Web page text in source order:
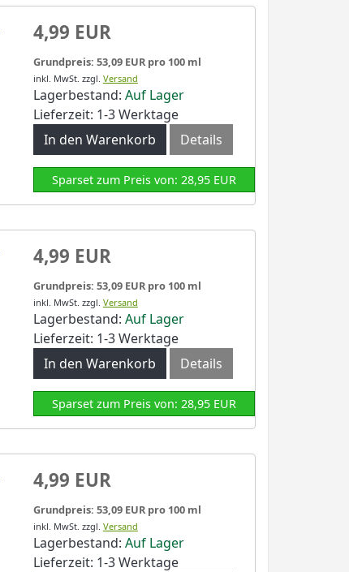
4,99 EUR
Grundpreis: 53,09 EUR pro 100 ml
inkl. MwSt. zzgl. Versand
Lagerbestand: Auf Lager
Lieferzeit: 1-3 Werktage
In den Warenkorb
Details
Sparset zum Preis von: 28,95 EUR
4,99 EUR
Grundpreis: 53,09 EUR pro 100 ml
inkl. MwSt. zzgl. Versand
Lagerbestand: Auf Lager
Lieferzeit: 1-3 Werktage
In den Warenkorb
Details
Sparset zum Preis von: 28,95 EUR
4,99 EUR
Grundpreis: 53,09 EUR pro 100 ml
inkl. MwSt. zzgl. Versand
Lagerbestand: Auf Lager
Lieferzeit: 1-3 Werktage